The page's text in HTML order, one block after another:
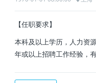
【任职要求】
本科及以上学历，人力资
年或以上招聘工作经验，